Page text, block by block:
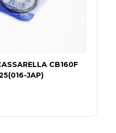
CB160F
JAP)